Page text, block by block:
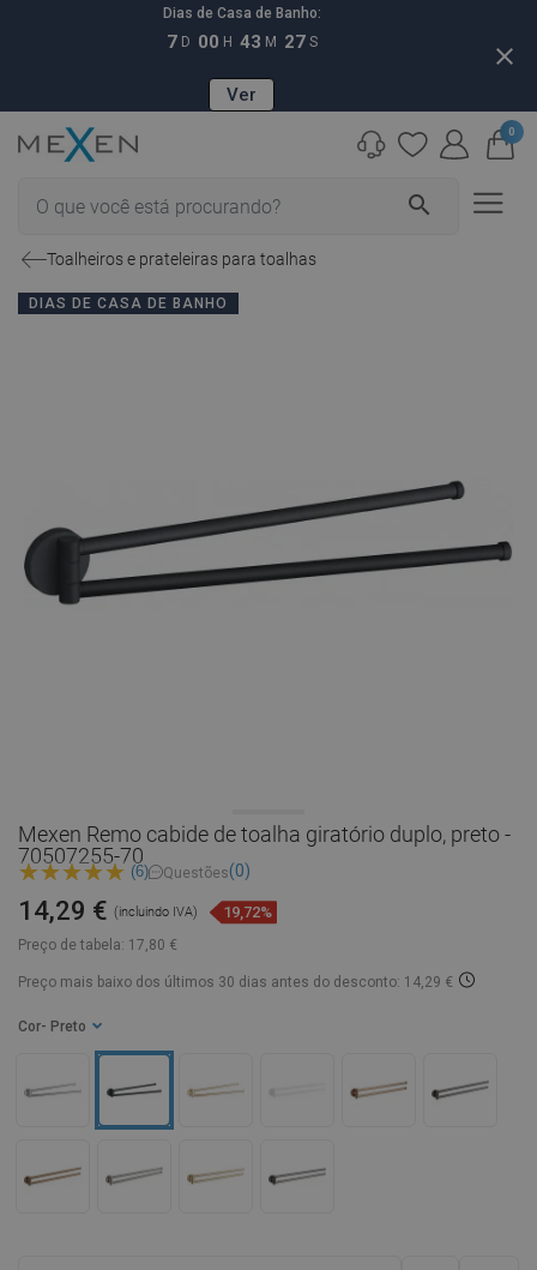
Dias de Casa de Banho:
7 D 00 H 43 M 26 S
Ver
close
search
0
Toalheiros e prateleiras para toalhas
DIAS DE CASA DE BANHO
Mexen Remo cabide de toalha giratório duplo, preto -
70507255-70
(6) Questões(0)
Preço de tabela: 17,80 €
14,29 € (incluindo IVA) 19,72%
Preço mais baixo dos últimos 30 dias antes do desconto: 14,29 €
Cor - Preto